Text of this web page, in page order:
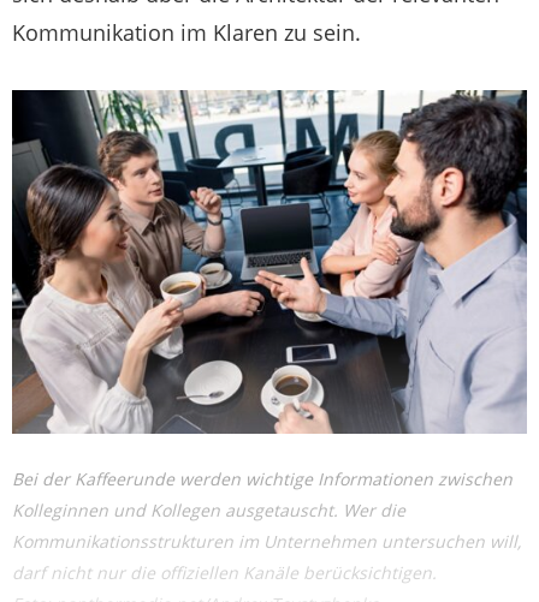
Kommunikation im Klaren zu sein.
Bei der Kaffeerunde werden wichtige Informationen zwischen
Kolleginnen und Kollegen ausgetauscht. Wer die
Kommunikationsstrukturen im Unternehmen untersuchen will,
darf nicht nur die offiziellen Kanäle berücksichtigen.